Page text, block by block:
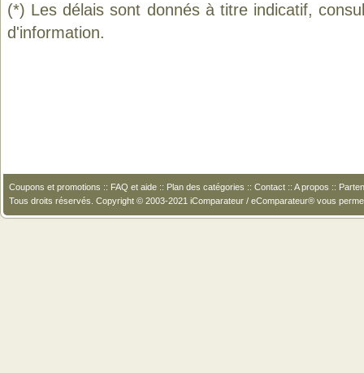
(*) Les délais sont donnés à titre indicatif,
d'information.
Coupons et promotions :: FAQ et aide :: Plan des catégories :: Contact :: A propos ::
Tous droits réservés. Copyright © 2003-2021 iComparateur / eComparateur® vous